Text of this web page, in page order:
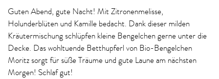
Guten Abend, gute Nacht! Mit Zitronenmelisse,
Holunderblüten und Kamille bedacht. Dank dieser milden
Kräutermischung schlüpfen kleine Bengelchen gerne unter die
Decke. Das wohltuende Betthupferl von Bio-Bengelchen
Moritz sorgt für süße Träume und gute Laune am nächsten
Morgen! Schlaf gut!